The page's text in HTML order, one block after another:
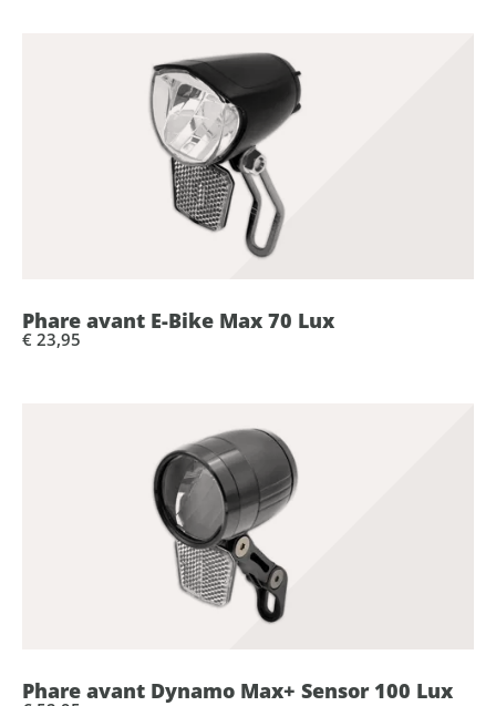
Phare avant E-Bike Max 70 Lux
€ 23,95
Phare avant Dynamo Max+ Sensor 100 Lux